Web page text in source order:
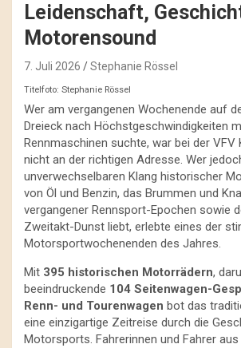
Leidenschaft,
Motorensound
7. Juli 2026 Stephanie Rössel
Titelfoto: Stephanie Rössel
Wer am vergangenen Wochenende auf
Dreieck nach Höchstgeschwindigkeiten
Rennmaschinen suchte, war bei der VFV
nicht an der richtigen Adresse. Wer
unverwechselbaren Klang historischer
von Öl und Benzin, das Brummen und
vergangener Rennsport-Epochen sowie
Zweitakt-Dunst liebt, erlebte eines der
Motorsportwochenenden des Jahres.
Mit 395 historischen Motorrädern,
beeindruckende 104 Seitenwagen-
Renn- und Tourenwagen bot das
eine einzigartige Zeitreise durch die
Motorsports. Fahrerinnen und Fahrer aus